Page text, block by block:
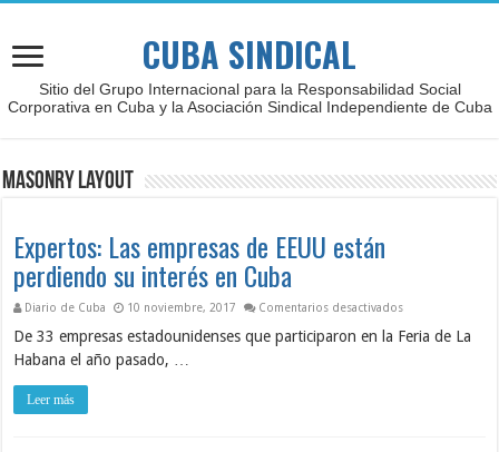
CUBA SINDICAL
Sitio del Grupo Internacional para la Responsabilidad Social
Corporativa en Cuba y la Asociación Sindical Independiente de Cuba
Masonry Layout
Expertos: Las empresas de EEUU están
perdiendo su interés en Cuba
Diario de Cuba 10 noviembre, 2017 Comentarios desactivadosen Expertos: Las
De 33 empresas estadounidenses que participaron en la Feria de La
Habana el año pasado, …
Leer más